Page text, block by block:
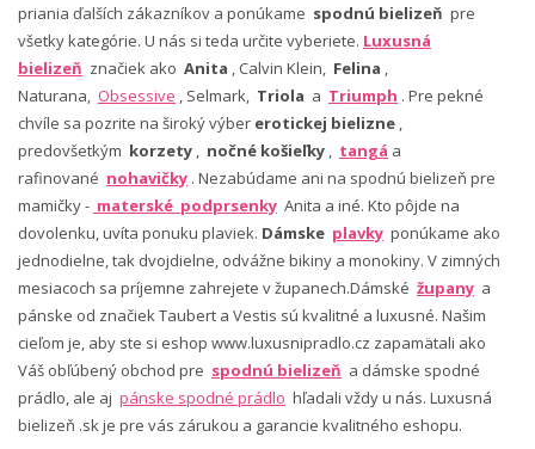
priania ďalších zákazníkov a ponúkame spodnú bielizeň pre
všetky kategórie. U nás si teda určite vyberiete. Luxusná
bielizeň značiek ako Anita , Calvin Klein, Felina ,
Naturana, Obsessive , Selmark, Triola a Triumph . Pre pekné
chvíle sa pozrite na široký výber erotickej bielizne ,
predovšetkým korzety , nočné košieľky , tangá a
rafinované nohavičky . Nezabúdame ani na spodnú bielizeň pre
mamičky - materské podprsenky Anita a iné. Kto pôjde na
dovolenku, uvíta ponuku plaviek. Dámske plavky ponúkame ako
jednodielne, tak dvojdielne, odvážne bikiny a monokiny. V zimných
mesiacoch sa príjemne zahrejete v županech.Dámské župany a
pánske od značiek Taubert a Vestis sú kvalitné a luxusné. Našim
cieľom je, aby ste si eshop www.luxusnipradlo.cz zapamätali ako
Váš obľúbený obchod pre spodnú bielizeň a dámske spodné
prádlo, ale aj pánske spodné prádlo hľadali vždy u nás. Luxusná
bielizeň .sk je pre vás zárukou a garancie kvalitného eshopu.